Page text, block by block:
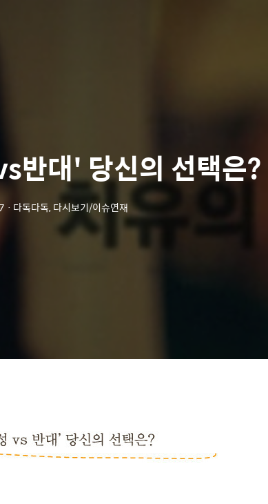
반대' 당신의 선택은?
ㆍ 다독다독, 다시보기/이슈연재